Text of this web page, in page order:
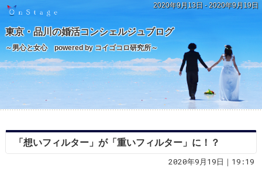
2020年9月13日 - 2020年9月19日
東京・品川の婚活コンシェルジュブログ
～男心と女心 powered by コイゴコロ研究所～
「想いフィルター」が「重いフィルター」に！？
2020年9月19日｜19:19